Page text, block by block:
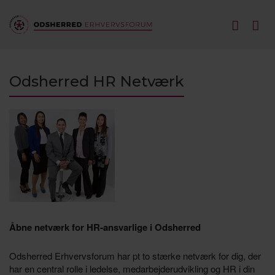
Odsherred HR Netværk
Åbne netværk for HR‑ansvarlige i Odsherred
Odsherred Erhvervsforum har pt to stærke netværk for dig, der
har en central rolle i ledelse, medarbejderudvikling og HR i din